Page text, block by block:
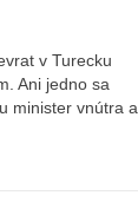
v Turecku
Ani jedno sa
minister vnútra a